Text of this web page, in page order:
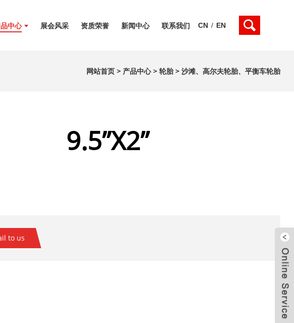
中心 展会风采 资质荣誉 新闻中心 联系我们 CN / EN
网站首页 > 产品中心>轮胎>沙滩、高尔夫轮胎、平衡车轮胎
9.5”X2”
to us